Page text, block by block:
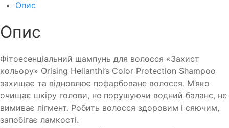
Опис
Опис
Фітоесенціальний шампунь для волосся «Захист
кольору» Orising Helianthi’s Color Protection Shampoo
захищає та відновлює пофарбоване волосся. М’яко
очищає шкіру голови, не порушуючи водний баланс, не
вимиває пігмент. Робить волосся здоровим і сяючим,
запобігає ламкості.